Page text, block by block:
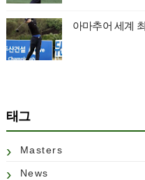
아마추어 세계
태그
Masters
News